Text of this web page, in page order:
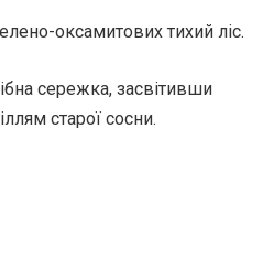
оксамитових тихий ліс.
сережка, засвітивши
старої сосни.